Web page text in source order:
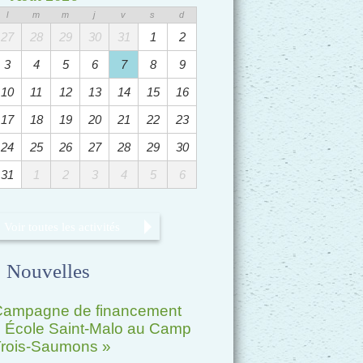
l m m j v s d
27 28 29 30 31 1
2
3
4 5 6 7 8
9
10
11 12 13 14 15
16
17
18 19 20 21 22
23
24
25 26 27 28 29
30
31
1 2 3 4 5 6
Nouvelles
de financement
École Saint-Malo au Camp
Saumons »